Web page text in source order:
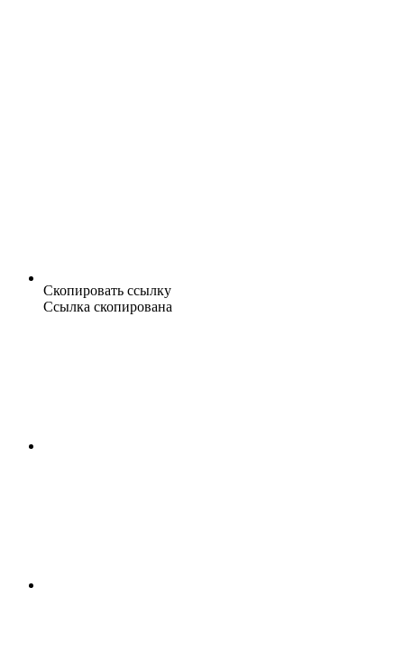
Скопировать ссылку
Ссылка скопирована